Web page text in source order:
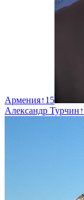
Армения↑15
Александр Турчин↑